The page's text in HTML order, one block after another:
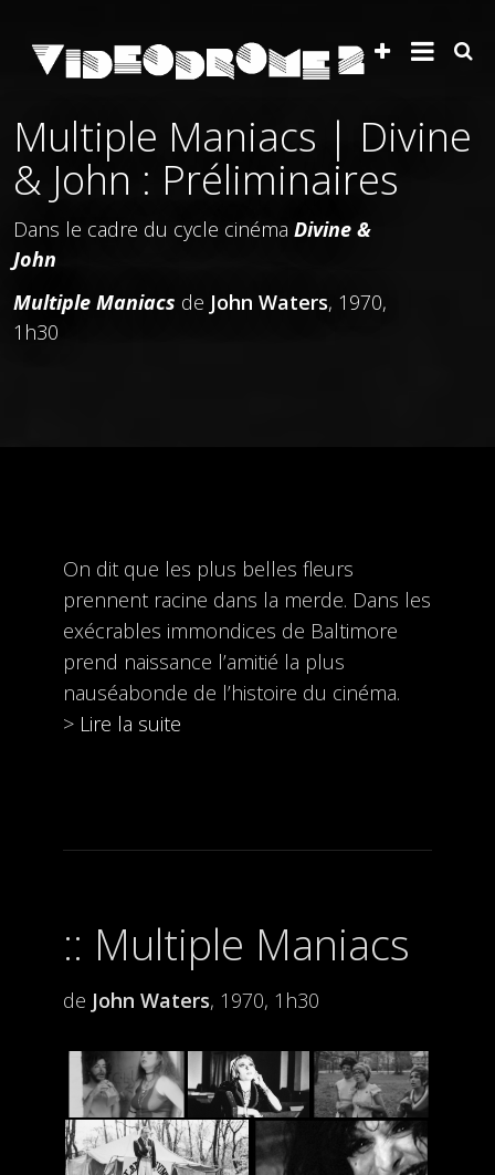
Multiple Maniacs | Divine
& John : Préliminaires
Dans le cadre du cycle cinéma Divine &
John
Multiple Maniacs de John Waters, 1970,
1h30
On dit que les plus belles fleurs
prennent racine dans la merde. Dans les
exécrables immondices de Baltimore
prend naissance l’amitié la plus
nauséabonde de l’histoire du cinéma.
> Lire la suite
Multiple Maniacs
de John Waters, 1970, 1h30